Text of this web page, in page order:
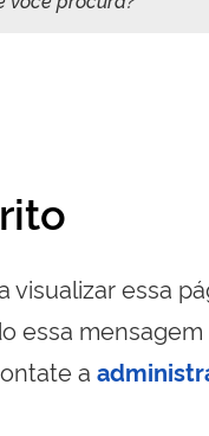
essa
essa mensagem
a